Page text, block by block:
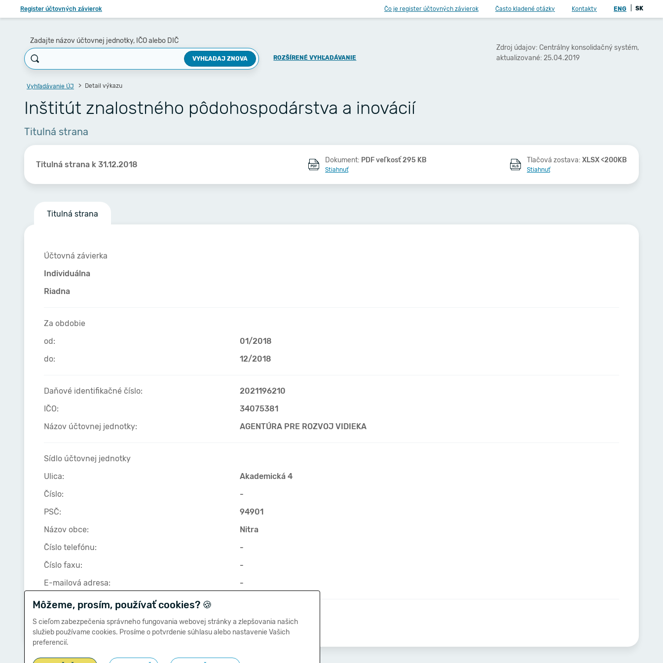
Register účtovných závierok Čo je register účtovných závierok Často kladené otázky Kontakty ENG SK
Zadajte názov účtovnej jednotky, IČO alebo DIČ
VYHĽADAJ ZNOVA ROZŠÍRENÉ VYHĽADÁVANIE
Zdroj údajov: Centrálny konsolidačný systém,
aktualizované: 25.04.2019
Vyhľadávanie ÚJ Detail výkazu
Inštitút znalostného pôdohospodárstva a inovácií
Titulná strana
Titulná strana k 31.12.2018 Dokument: PDF veľkosť 295 KB
Stiahnuť
Tlačová zostava: XLSX <200KB
Stiahnuť
Titulná strana
Účtovná závierka
Individuálna
Riadna
Za obdobie
od:
01/2018
do:
12/2018
Daňové identifikačné číslo:
2021196210
IČO:
34075381
Názov účtovnej jednotky:
AGENTÚRA PRE ROZVOJ VIDIEKA
Sídlo účtovnej jednotky
Ulica:
Akademická 4
Číslo:
-
PSČ:
94901
Názov obce:
Nitra
Číslo telefónu:
-
Číslo faxu:
-
E-mailová adresa:
-
Môžeme, prosím, používať cookies? 🍪
S cieľom zabezpečenia správneho fungovania webovej stránky a zlepšovania našich
služieb používame cookies. Prosíme o potvrdenie súhlasu alebo nastavenie Vašich
preferencií.